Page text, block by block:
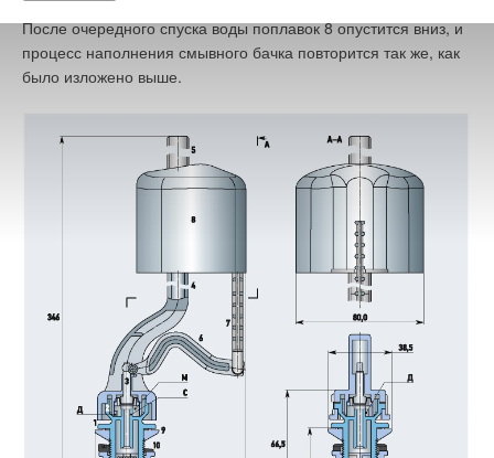
После очередного спуска воды поплавок 8 опустится вниз, и
процесс наполнения смывного бачка повторится так же, как
было изложено выше.